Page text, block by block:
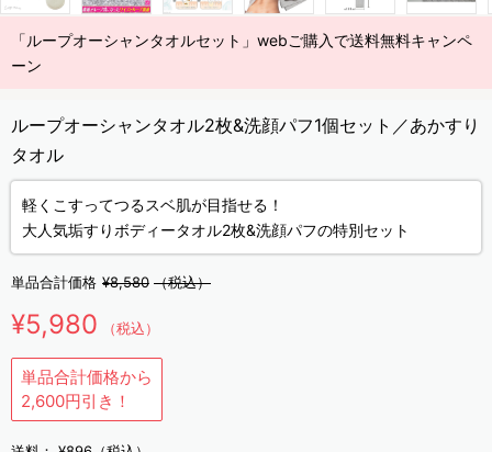
「ループオーシャンタオルセット」webご購入で送料無料キャンペ
ーン
ループオーシャンタオル2枚&洗顔パフ1個セット／あかすり
タオル
軽くこすってつるスベ肌が目指せる！
大人気垢すりボディータオル2枚&洗顔パフの特別セット
単品合計価格 ¥8,580 （税込）
¥5,980 （税込）
単品合計価格から
2,600円引き！